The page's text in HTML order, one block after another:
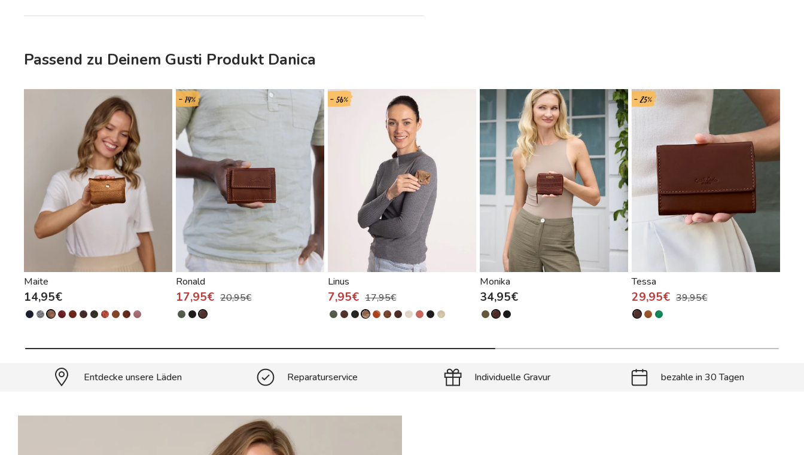
Passend zu Deinem Gusti Produkt Danica
Maite
14,95€
- 14%
Ronald
17,95€ 20,95€
- 56%
Linus
7,95€ 17,95€
Monika
34,95€
- 25%
Tessa
29,95€ 39,95€
Entdecke unsere Läden Reparaturservice Individuelle Gravur bezahle in 30 Tagen